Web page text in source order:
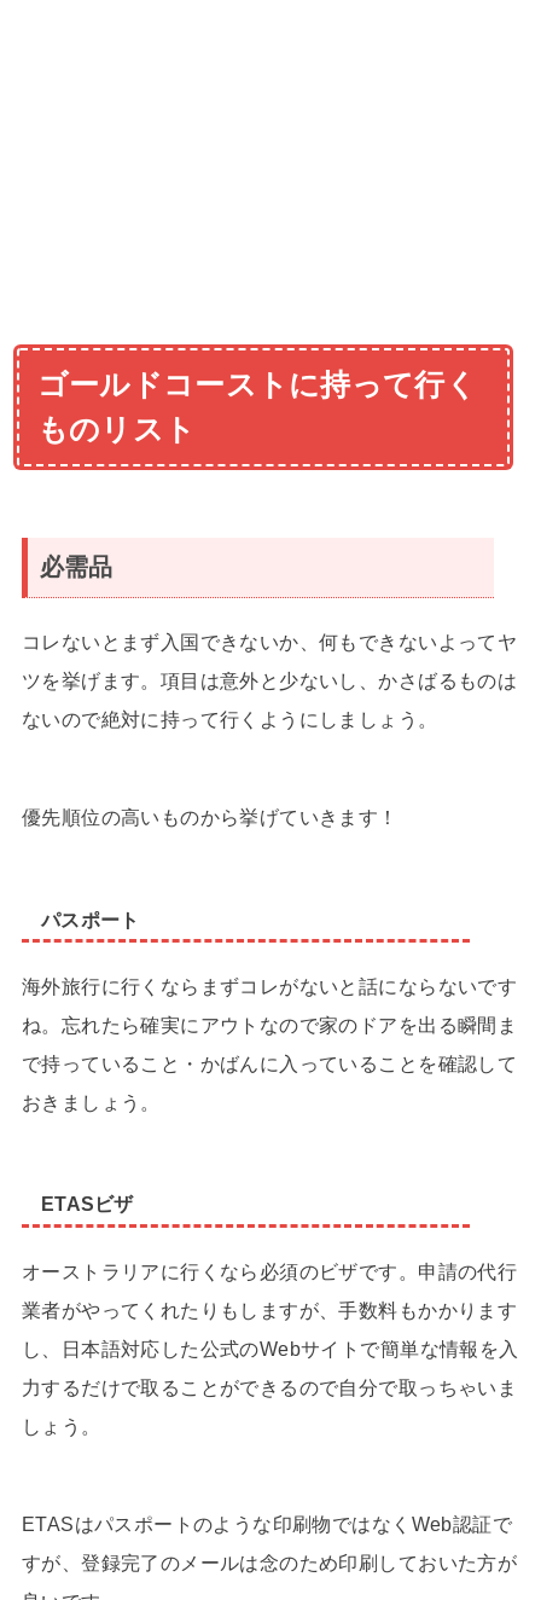
ゴールドコーストに持って行く
ものリスト
必需品
コレないとまず入国できないか、何もできないよってヤ
ツを挙げます。項目は意外と少ないし、かさばるものは
ないので絶対に持って行くようにしましょう。
優先順位の高いものから挙げていきます！
パスポート
海外旅行に行くならまずコレがないと話にならないです
ね。忘れたら確実にアウトなので家のドアを出る瞬間ま
で持っていること・かばんに入っていることを確認して
おきましょう。
ETASビザ
オーストラリアに行くなら必須のビザです。申請の代行
業者がやってくれたりもしますが、手数料もかかります
し、日本語対応した公式のWebサイトで簡単な情報を入
力するだけで取ることができるので自分で取っちゃいま
しょう。
ETASはパスポートのような印刷物ではなくWeb認証で
すが、登録完了のメールは念のため印刷しておいた方が